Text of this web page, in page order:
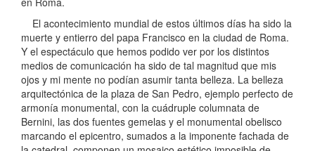
El acontecimiento mundial de estos últimos días ha sido la
muerte y entierro del papa Francisco en la ciudad de Roma.
Y el espectáculo que hemos podido ver por los distintos
medios de comunicación ha sido de tal magnitud que mis
ojos y mi mente no podían asumir tanta belleza. La belleza
arquitectónica de la plaza de San Pedro, ejemplo perfecto de
armonía monumental, con la cuádruple columnata de
Bernini, las dos fuentes gemelas y el monumental obelisco
marcando el epicentro, sumados a la imponente fachada de